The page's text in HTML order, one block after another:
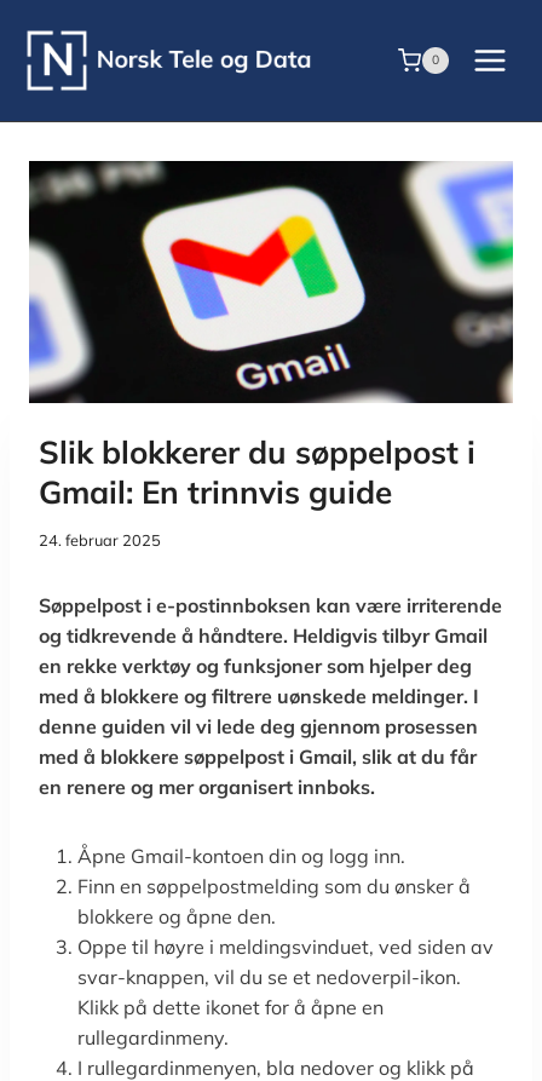
content
0
Slik blokkerer du søppelpost i
Gmail: En trinnvis guide
24. februar 2025
Søppelpost i e-postinnboksen kan være irriterende
og tidkrevende å håndtere. Heldigvis tilbyr Gmail
en rekke verktøy og funksjoner som hjelper deg
med å blokkere og filtrere uønskede meldinger. I
denne guiden vil vi lede deg gjennom prosessen
med å blokkere søppelpost i Gmail, slik at du får
en renere og mer organisert innboks.
Åpne Gmail-kontoen din og logg inn.
Finn en søppelpostmelding som du ønsker å
blokkere og åpne den.
Oppe til høyre i meldingsvinduet, ved siden av
svar-knappen, vil du se et nedoverpil-ikon.
Klikk på dette ikonet for å åpne en
rullegardinmeny.
I rullegardinmenyen, bla nedover og klikk på